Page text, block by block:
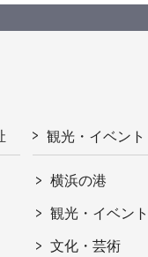
観光・イベント
横浜の港
観光・イベント
文化・芸術